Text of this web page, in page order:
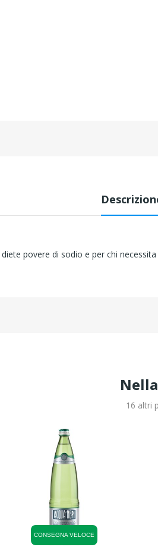
povere di sodio e per chi
16 altri
CONSEGNA VELOCE